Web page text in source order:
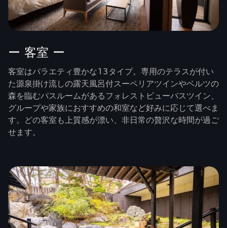
ー 客室 ー
客室はバラエティ豊かな13タイプ。専用のテラスが付い
た源泉掛け流しの露天風呂付スーペリアツインやベルツの
森を臨むバスルームがあるフォレストビューバスツイン、
グループや家族におすすめの和室など好みに応じて選べま
す。どの客室も上質感が漂い、非日常の贅沢な時間が過ご
せます。